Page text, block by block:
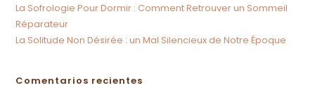
La Sofrologie Pour Dormir : Comment Retrouver un Sommeil
Réparateur
La Solitude Non Désirée : un Mal Silencieux de Notre Époque
Comentarios recientes